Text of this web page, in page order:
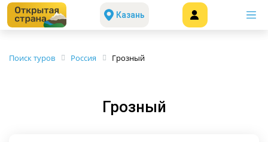
Казань
Поиск туров Россия Грозный
Грозный